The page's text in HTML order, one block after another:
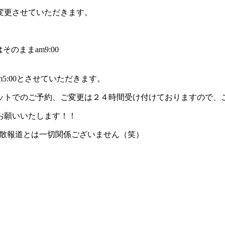
させていただきます。
のままam9:00
とさせていただきます。
でのご予約、ご変更は２４時間受け付けておりますので、
いいたします！！
報道とは一切関係ございません（笑）